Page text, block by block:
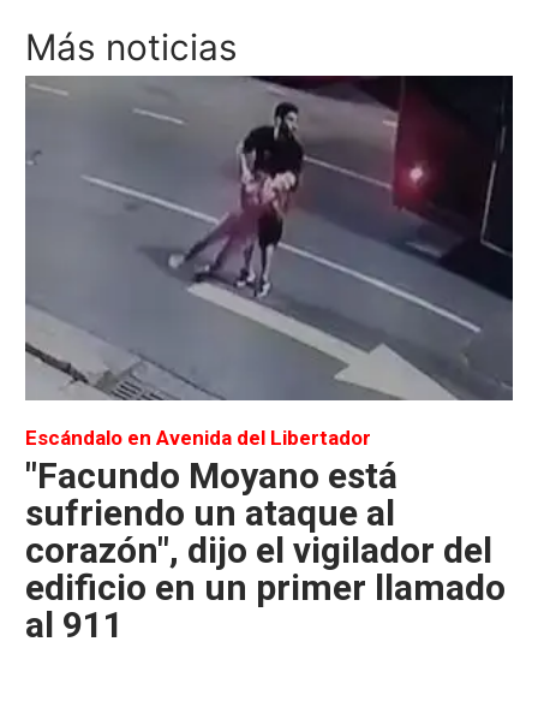
Más noticias
Escándalo en Avenida del Libertador
"Facundo Moyano está
sufriendo un ataque al
corazón", dijo el vigilador del
edificio en un primer llamado
al 911